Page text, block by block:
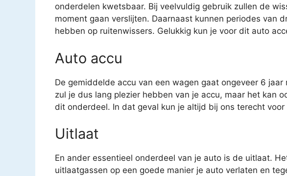
onderdelen kwetsbaar. Bij veelvuldig gebruik zullen de
moment gaan verslijten. Daarnaast kunnen periodes van
hebben op ruitenwissers. Gelukkig kun je voor dit auto
Auto accu
De gemiddelde accu van een wagen gaat ongeveer 6
zul je dus lang plezier hebben van je accu, maar het kan
dit onderdeel. In dat geval kun je altijd bij ons terecht voor
Uitlaat
En ander essentieel onderdeel van je auto is de uitlaat.
uitlaatgassen op een goede manier je auto verlaten en